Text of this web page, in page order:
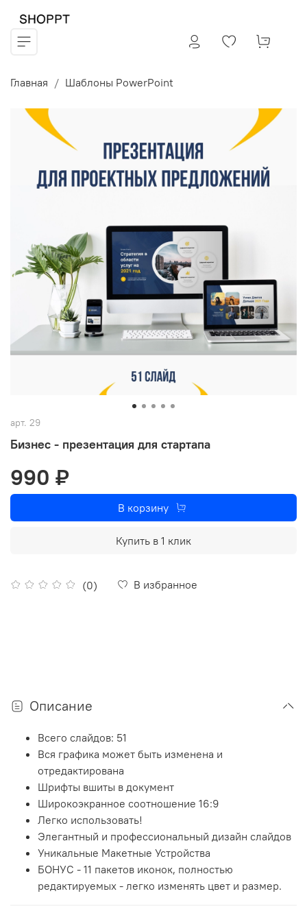
Главная Шаблоны PowerPoint
арт. 29
Бизнес - презентация для стартапа
(0) В избранное
990 ₽
В корзину
Купить в 1 клик
Описание
Всего слайдов: 51
Вся графика может быть изменена и
отредактирована
Шрифты вшиты в документ
Широкоэкранное соотношение 16:9
Легко использовать!
Элегантный и профессиональный дизайн слайдов
Уникальные Макетные Устройства
БОНУС - 11 пакетов иконок, полностью
редактируемых - легко изменять цвет и размер.